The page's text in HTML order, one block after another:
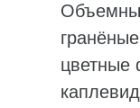
цветные